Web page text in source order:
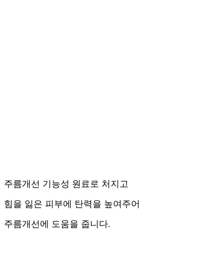
주름개선 기능성 원료로 처지고
힘을 잃은 피부에 탄력을 높여주어
주름개선에 도움을 줍니다.